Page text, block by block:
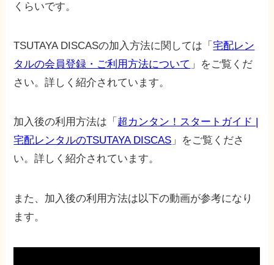
くらいです。
TSUTAYA DISCASの加入方法に関しては「宅配レン
タルの会員登録・ご利用方法について 」をご覧くだ
さい。詳しく紹介されています。
加入後の利用方法は「 超カンタン！スタートガイド |
宅配レンタルのTSUTAYA DISCAS 」をご覧くださ
い。詳しく紹介されています。
また、加入後の利用方法は以下の動画が参考になり
ます。